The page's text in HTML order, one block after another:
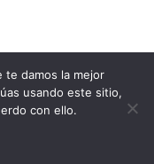
te damos la mejor
usando este sitio,
con ello.